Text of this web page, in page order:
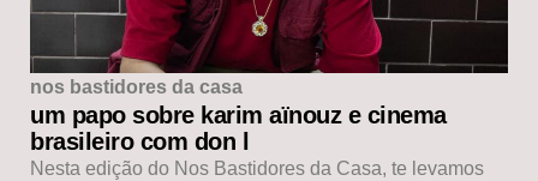
nos bastidores da casa
um papo sobre karim aïnouz e cinema
brasileiro com don l
Nesta edição do Nos Bastidores da Casa, te levamos